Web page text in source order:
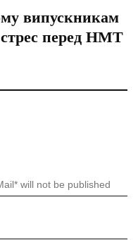
випускникам
стрес перед НМТ